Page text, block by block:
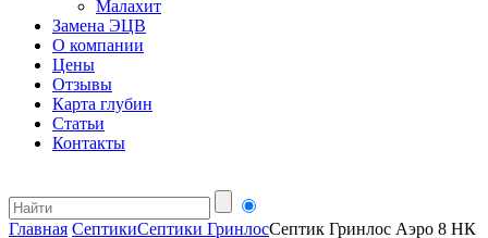
Малахит
Замена ЭЦВ
О компании
Цены
Отзывы
Карта глубин
Статьи
Контакты
Главная СептикиСептики ГринлосСептик Гринлос Аэро 8 НК